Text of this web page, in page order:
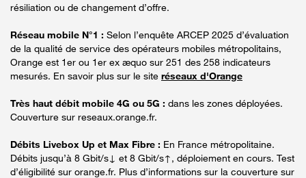
résiliation ou de changement d’offre.
Réseau mobile N°1 : Selon l’enquête ARCEP 2025 d’évaluation
de la qualité de service des opérateurs mobiles métropolitains,
Orange est 1er ou 1er ex æquo sur 251 des 258 indicateurs
mesurés. En savoir plus sur le site réseaux d'Orange
Très haut débit mobile 4G ou 5G : dans les zones déployées.
Couverture sur reseaux.orange.fr.
Débits Livebox Up et Max Fibre : En France métropolitaine.
Débits jusqu’à 8 Gbit/s↓ et 8 Gbit/s↑, déploiement en cours. Test
d’éligibilité sur orange.fr. Plus d’informations sur la couverture sur